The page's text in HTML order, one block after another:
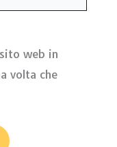
web in
volta che